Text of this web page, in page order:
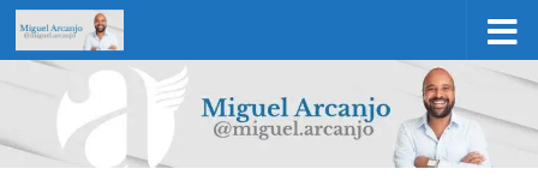
Skip to content